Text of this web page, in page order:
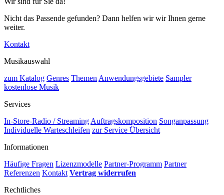
Nicht das Passende gefunden? Dann helfen wir wir Ihnen gerne
weiter.
Kontakt
Musikauswahl
zum Katalog Genres ThemenAnwendungsgebiete Sampler
kostenlose Musik
Services
In-Store-Radio / StreamingAuftragskomposition Songanpassung
Individuelle Warteschleifen zur Service Übersicht
Informationen
Häufige Fragen Lizenzmodelle Partner-Programm Partner
Referenzen Kontakt Vertrag widerrufen
Rechtliches